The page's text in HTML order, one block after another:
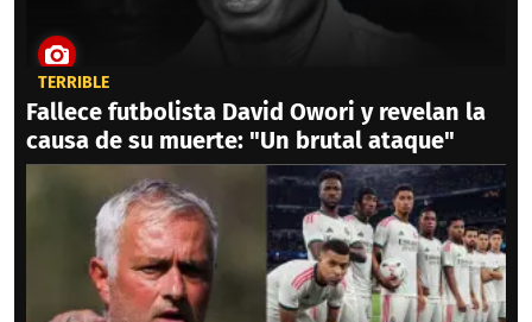
TERRIBLE
Fallece futbolista David Owori y revelan la
causa de su muerte: "Un brutal ataque"